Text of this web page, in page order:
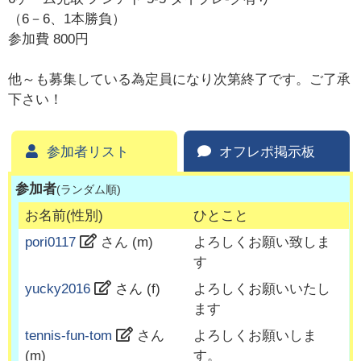
（6－6、1本勝負）
参加費 800円
他～も募集している為定員になり次第終了です。ご了承
下さい！
参加者リスト オフレポ掲示板
参加者(ランダム順)
お名前(性別)
ひとこと
pori0117
さん (m)
よろしくお願い致しま
す
yucky2016
さん (f)
よろしくお願いいたし
ます
tennis-fun-tom
さん
(m)
よろしくお願いしま
す。